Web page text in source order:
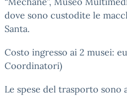
dove sono custodite le
Santa.
Costo ingresso ai 2 musei:
Coordinatori)
Le spese del trasporto sono